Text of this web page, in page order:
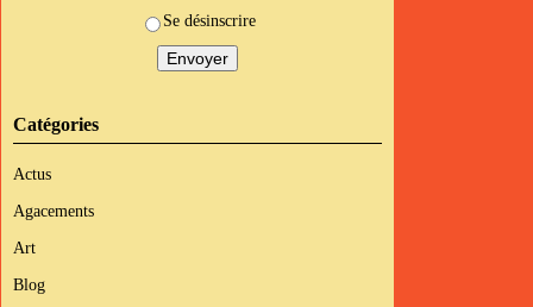
Se désinscrire
Catégories
Actus
Agacements
Art
Blog